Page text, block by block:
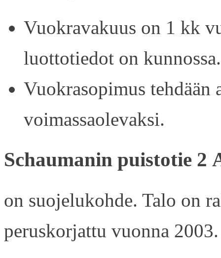
Vuokravakuus on 1 kk
luottotiedot on kunnossa.
Vuokrasopimus tehdään
voimassaolevaksi.
Schaumanin puistotie 2
on suojelukohde. Talo on
peruskorjattu vuonna 2003.